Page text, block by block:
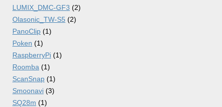
LUMIX_DMC-GF3 (2)
Olasonic_TW-S5 (2)
PanoClip (1)
Poken (1)
RaspberryPi (1)
Roomba (1)
ScanSnap (1)
Smoonavi (3)
SQ28m (1)